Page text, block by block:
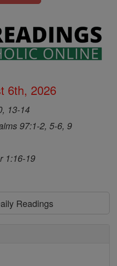
6th, 2026
13-14
97:1-2, 5-6, 9
1:16-19
Readings